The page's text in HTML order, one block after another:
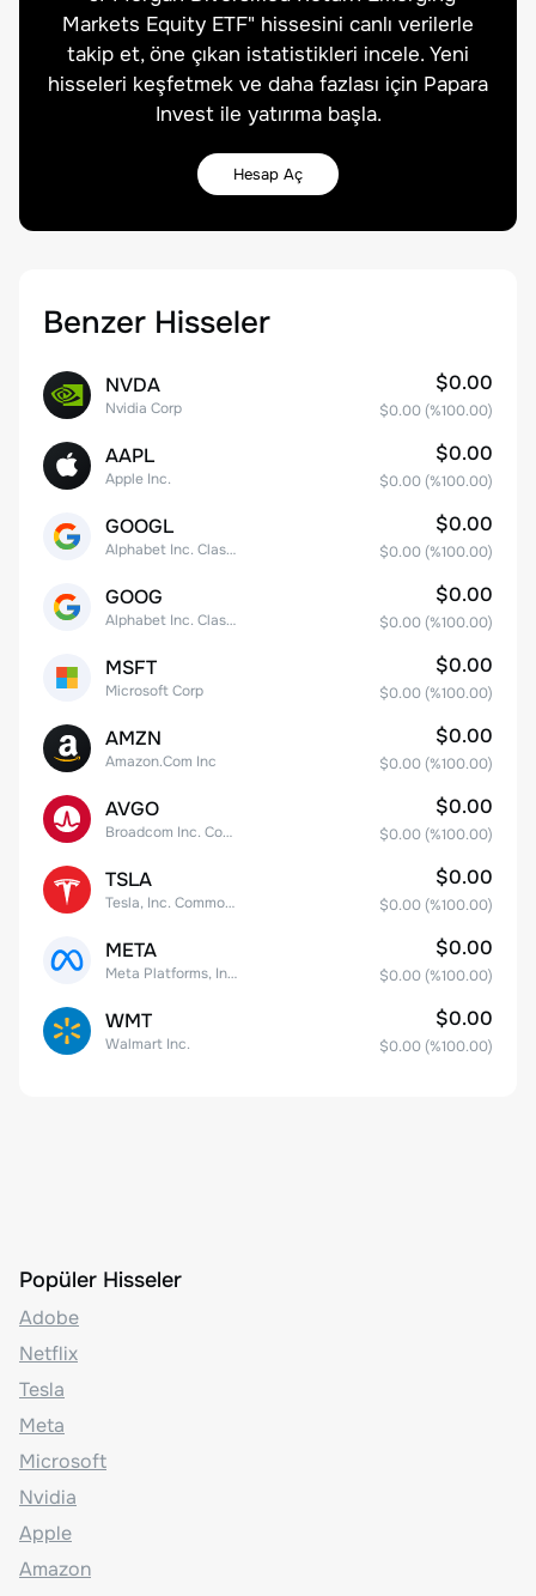
Markets Equity ETF" hissesini canlı verilerle
takip et, öne çıkan istatistikleri incele. Yeni
hisseleri keşfetmek ve daha fazlası için Papara
Invest ile yatırıma başla.
Hesap Aç
Benzer Hisseler
NVDA
Nvidia Corp
$0.00
$0.00 (%100.00)
AAPL
Apple Inc.
$0.00
$0.00 (%100.00)
GOOGL
Alphabet Inc. Class A Common Stock
$0.00
$0.00 (%100.00)
GOOG
Alphabet Inc. Class C Capital Stock
$0.00
$0.00 (%100.00)
MSFT
Microsoft Corp
$0.00
$0.00 (%100.00)
AMZN
Amazon.Com Inc
$0.00
$0.00 (%100.00)
AVGO
Broadcom Inc. Common Stock
$0.00
$0.00 (%100.00)
TSLA
Tesla, Inc. Common Stock
$0.00
$0.00 (%100.00)
META
Meta Platforms, Inc. Class A Common Stock
$0.00
$0.00 (%100.00)
WMT
Walmart Inc.
$0.00
$0.00 (%100.00)
Popüler Hisseler
Adobe
Netflix
Tesla
Meta
Microsoft
Nvidia
Apple
Amazon